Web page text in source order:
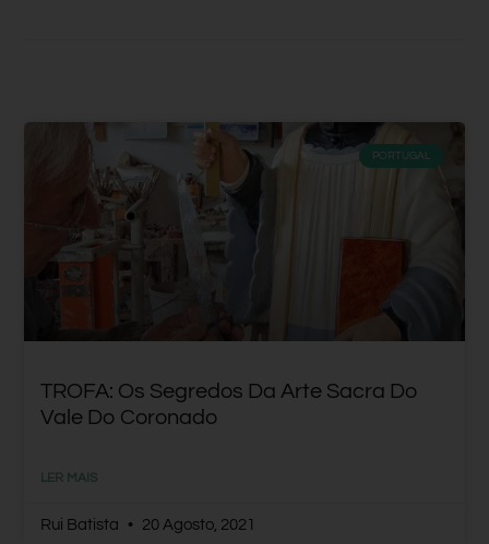
PORTUGAL
TROFA: Os Segredos Da Arte Sacra Do
Vale Do Coronado
LER MAIS
Rui Batista 20 Agosto, 2021